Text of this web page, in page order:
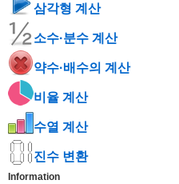
삼각형 계산
소수·분수 계산
약수·배수의 계산
비율 계산
수열 계산
진수 변환
Information